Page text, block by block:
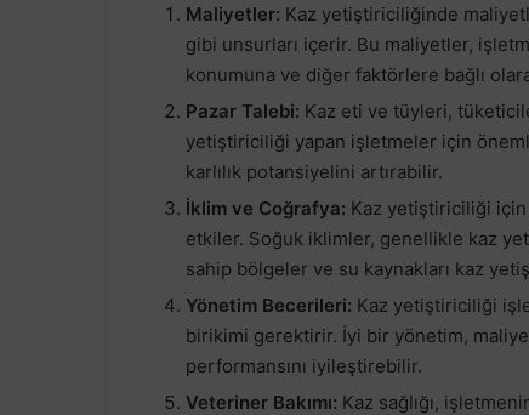
Maliyetler: Kaz yetiştiriciliğinde
gibi unsurları içerir. Bu maliyetler,
konumuna ve diğer faktörlere bağlı
Pazar Talebi: Kaz eti ve tüyleri,
yetiştiriciliği yapan işletmeler için
karlılık potansiyelini artırabilir.
İklim ve Coğrafya: Kaz yetiştiriciliği için
etkiler. Soğuk iklimler, genellikle kaz
sahip bölgeler ve su kaynakları kaz
Yönetim Becerileri: Kaz yetiştiriciliği
birikimi gerektirir. İyi bir yönetim,
performansını iyileştirebilir.
Veteriner Bakımı: Kaz sağlığı,